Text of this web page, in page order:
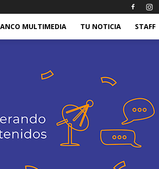
MULTIMEDIA TU NOTICIA STAFF